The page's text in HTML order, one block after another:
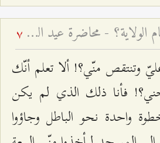
كيف نصل إلى مقام الولاية؟ - محاضرة عيد الغدير لعام ۱٤۲۵ هـ ق 7
وتنتقص منّي؟! ألا تعلم أنّك
فأنا ذلك الذي لم يكن
واحدة نحو الباطل وجاؤوا